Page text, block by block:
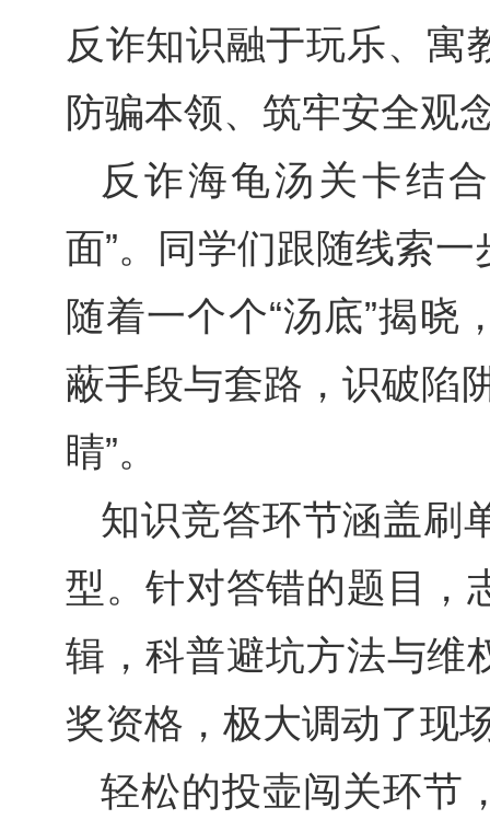
反诈知识融于玩乐、寓
防骗本领、筑牢安全观
反诈海龟汤关卡结
面”。同学们跟随线索
随着一个个“汤底”揭
蔽手段与套路，识破陷
睛”。
知识竞答环节涵盖刷
型。针对答错的题目，
辑，科普避坑方法与维
奖资格，极大调动了现
轻松的投壶闯关环节